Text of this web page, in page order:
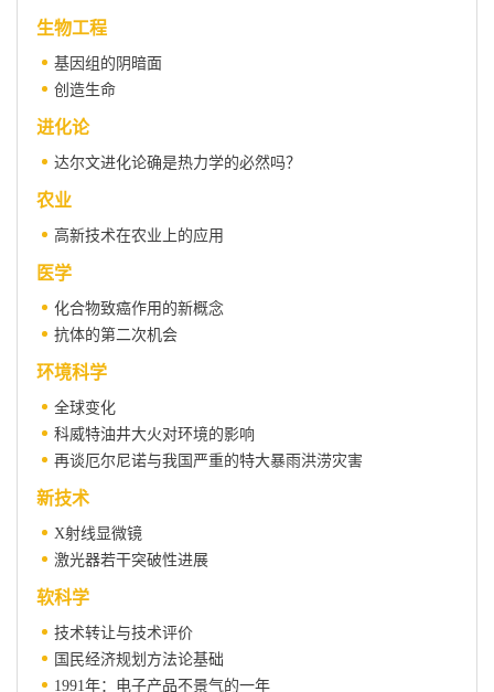
生物工程
基因组的阴暗面
创造生命
进化论
达尔文进化论确是热力学的必然吗？
农业
高新技术在农业上的应用
医学
化合物致癌作用的新概念
抗体的第二次机会
环境科学
全球变化
科威特油井大火对环境的影响
再谈厄尔尼诺与我国严重的特大暴雨洪涝灾害
新技术
X射线显微镜
激光器若干突破性进展
软科学
技术转让与技术评价
国民经济规划方法论基础
1991年：电子产品不景气的一年